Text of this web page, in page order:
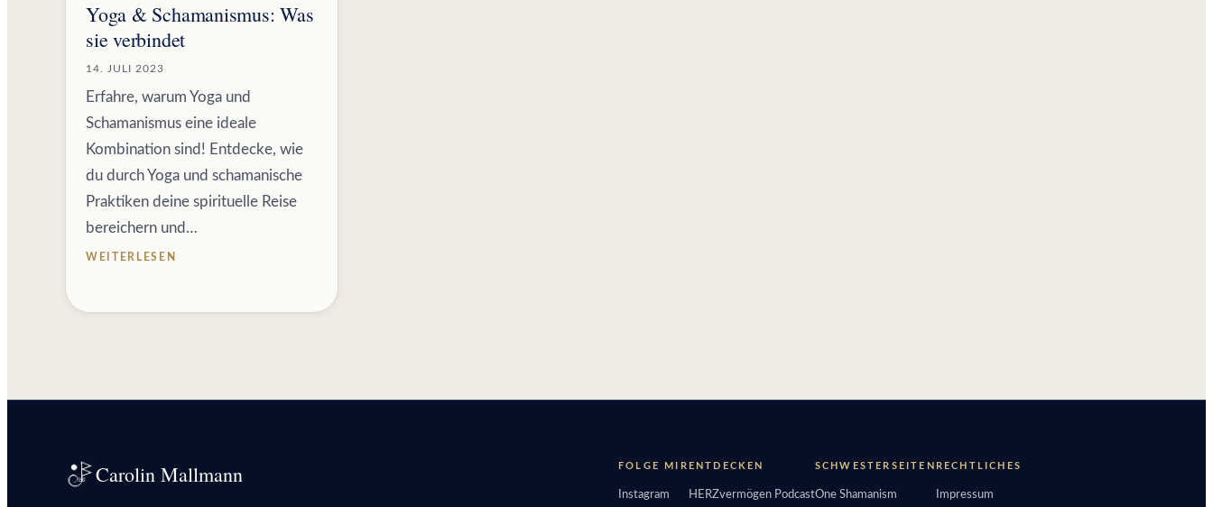
Yoga & Schamanismus: Was
sie verbindet
14. JULI 2023
Erfahre, warum Yoga und
Schamanismus eine ideale
Kombination sind! Entdecke, wie
du durch Yoga und schamanische
Praktiken deine spirituelle Reise
bereichern und…
WEITERLESEN
Carolin Mallmann FOLGE MIR
Instagram
ENTDECKEN
HERZvermögen Podcast
SCHWESTERSEITEN
One Shamanism
RECHTLICHES
Impressum